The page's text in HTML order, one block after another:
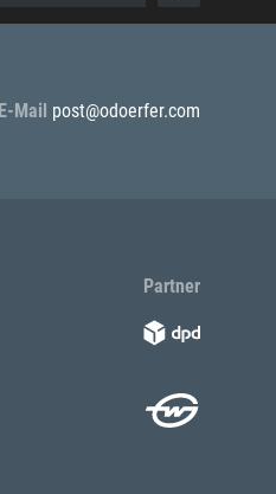
E-Mail post@odoerfer.com
Partner